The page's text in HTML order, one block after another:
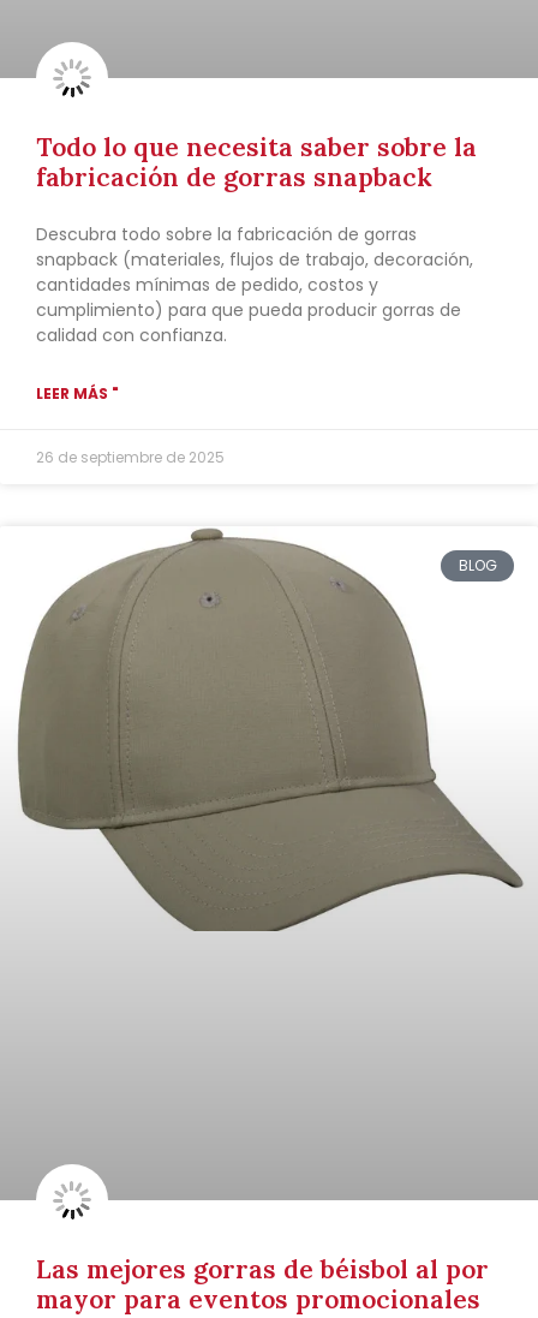
Todo lo que necesita saber sobre la
fabricación de gorras snapback
Descubra todo sobre la fabricación de gorras
snapback (materiales, flujos de trabajo, decoración,
cantidades mínimas de pedido, costos y
cumplimiento) para que pueda producir gorras de
calidad con confianza.
LEER MÁS "
26 de septiembre de 2025
BLOG
Las mejores gorras de béisbol al por
mayor para eventos promocionales